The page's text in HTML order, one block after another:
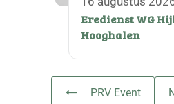
Eredienst WG
Hooghalen
PRV Event